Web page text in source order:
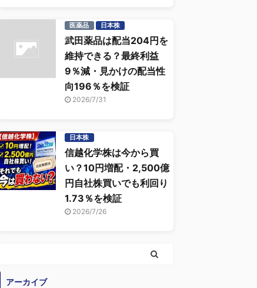
医薬品 日本株
武田薬品は配当204円を
維持できる？最終利益
9％減・見かけの配当性
向196％を検証
2026/7/31
日本株
信越化学株は今から買
い？10円増配・2,500億
円自社株買いでも利回り
1.73％を検証
2026/7/26
アーカイブ